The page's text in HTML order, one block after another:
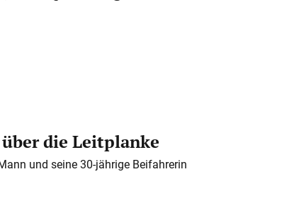
die Leitplanke
und seine 30-jährige Beifahrerin